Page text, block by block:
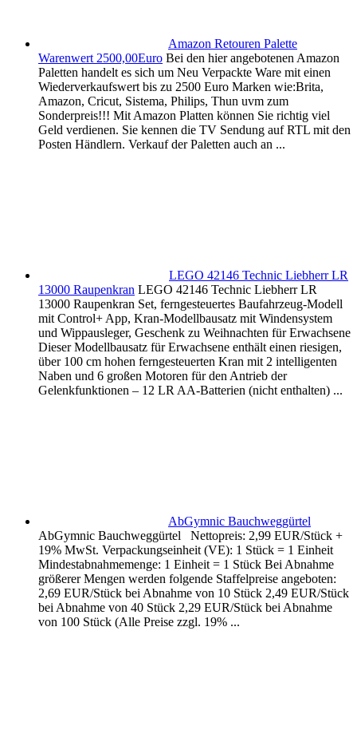
Amazon Retouren Palette
Warenwert 2500,00Euro Bei den hier angebotenen Amazon
Paletten handelt es sich um Neu Verpackte Ware mit einen
Wiederverkaufswert bis zu 2500 Euro Marken wie:Brita,
Amazon, Cricut, Sistema, Philips, Thun uvm zum
Sonderpreis!!! Mit Amazon Platten können Sie richtig viel
Geld verdienen. Sie kennen die TV Sendung auf RTL mit den
Posten Händlern. Verkauf der Paletten auch an ...
LEGO 42146 Technic Liebherr LR
13000 Raupenkran LEGO 42146 Technic Liebherr LR
13000 Raupenkran Set, ferngesteuertes Baufahrzeug-Modell
mit Control+ App, Kran-Modellbausatz mit Windensystem
und Wippausleger, Geschenk zu Weihnachten für Erwachsene
Dieser Modellbausatz für Erwachsene enthält einen riesigen,
über 100 cm hohen ferngesteuerten Kran mit 2 intelligenten
Naben und 6 großen Motoren für den Antrieb der
Gelenkfunktionen – 12 LR AA-Batterien (nicht enthalten) ...
AbGymnic Bauchweggürtel
AbGymnic Bauchweggürtel Nettopreis: 2,99 EUR/Stück +
19% MwSt. Verpackungseinheit (VE): 1 Stück = 1 Einheit
Mindestabnahmemenge: 1 Einheit = 1 Stück Bei Abnahme
größerer Mengen werden folgende Staffelpreise angeboten:
2,69 EUR/Stück bei Abnahme von 10 Stück 2,49 EUR/Stück
bei Abnahme von 40 Stück 2,29 EUR/Stück bei Abnahme
von 100 Stück (Alle Preise zzgl. 19% ...